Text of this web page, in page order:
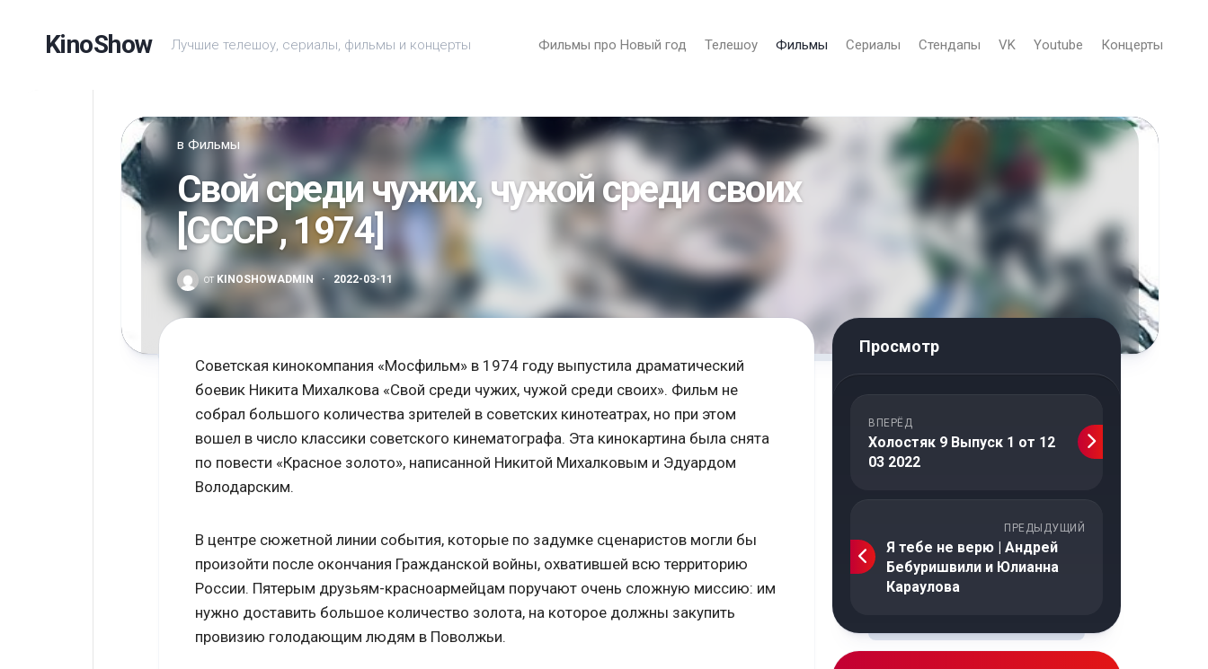
содержаниюKinoShow Лучшие телешоу, сериалы, фильмы и концерты Фильмы про Новый год Телешоу Фильмы Сериалы Стендапы VK Youtube Концерты
в Фильмы
Свой среди чужих, чужой среди своих
[СССР, 1974]
отKINOSHOWADMIN · 2022-03-11
Советская кинокомпания «Мосфильм» в 1974 году выпустила драматический
боевик Никита Михалкова «Свой среди чужих, чужой среди своих». Фильм не
собрал большого количества зрителей в советских кинотеатрах, но при этом
вошел в число классики советского кинематографа. Эта кинокартина была снята
по повести «Красное золото», написанной Никитой Михалковым и Эдуардом
Володарским.
В центре сюжетной линии события, которые по задумке сценаристов могли бы
произойти после окончания Гражданской войны, охватившей всю территорию
России. Пятерым друзьям-красноармейцам поручают очень сложную миссию: им
нужно доставить большое количество золота, на которое должны закупить
провизию голодающим людям в Поволжьи.
Просмотр
ВПЕРЁД
Холостяк 9 Выпуск 1 от 12
03 2022
ПРЕДЫДУЩИЙ
Я тебе не верю | Андрей
Бебуришвили и Юлианна
Караулова